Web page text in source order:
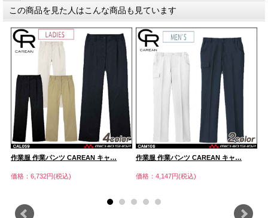
この商品を見た人はこんな商品も見ています
作業服 作業パンツ CAREAN キャ…
価格：6,732円(税込)
作業服 作業パンツ CAREAN キャ…
価格：4,147円(税込)